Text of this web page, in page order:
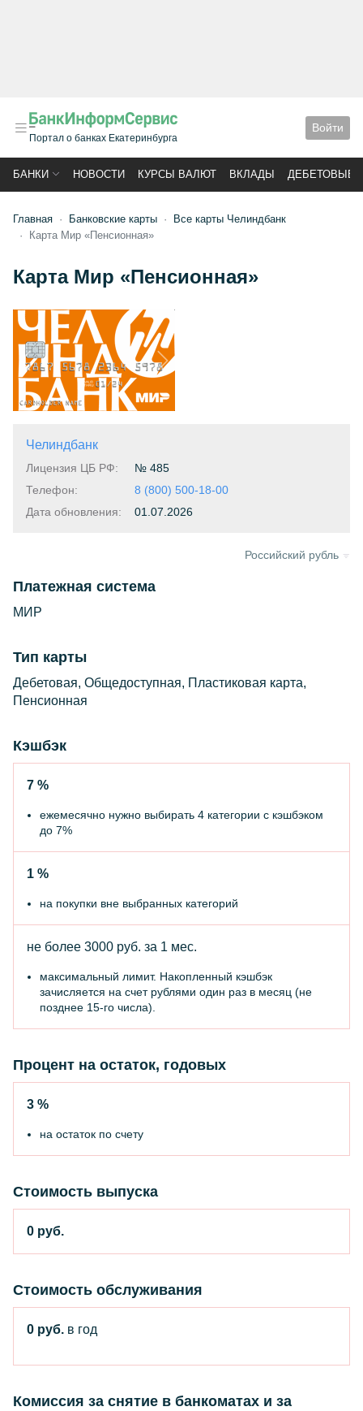
Портал о банках Екатеринбурга
Войти
БАНКИ НОВОСТИ КУРСЫ ВАЛЮТ ВКЛАДЫ ДЕБЕТОВЫЕ
Главная Банковские карты
Все карты Челиндбанк
Карта Мир «Пенсионная»
Карта Мир «Пенсионная»
Предыдущая Следующая
Челиндбанк
Лицензия ЦБ РФ:
№ 485
Телефон:
8 (800) 500-18-00
Дата обновления:
01.07.2026
Российский рубль
Платежная система
МИР
Тип карты
Дебетовая, Общедоступная, Пластиковая карта,
Пенсионная
Кэшбэк
7 %
ежемесячно нужно выбирать 4 категории с кэшбэком
до 7%
1 %
на покупки вне выбранных категорий
не более 3000 руб. за 1 мес.
максимальный лимит. Накопленный кэшбэк
зачисляется на счет рублями один раз в месяц (не
позднее 15-го числа).
Процент на остаток, годовых
3 %
на остаток по счету
Стоимость выпуска
0 руб.
Стоимость обслуживания
0 руб. в год
Комиссия за снятие в банкоматах и за